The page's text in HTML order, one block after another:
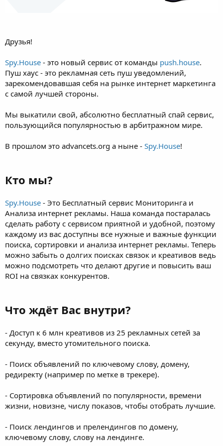
Друзья!
Spy.House - это новый сервис от команды push.house.
Пуш хаус - это рекламная сеть пуш уведомлений,
зарекомендовавшая себя на рынке интернет маркетинга
с самой лучшей стороны.
Мы выкатили свой, абсолютно бесплатный спай сервис,
пользующийся популярностью в арбитражном мире.
В прошлом это advancets.org а ныне - Spy.House!
Кто мы?
Spy.House - Это Бесплатный сервис Мониторинга и
Анализа интернет рекламы. Наша команда постаралась
сделать работу с сервисом приятной и удобной, поэтому
каждому из вас доступны все нужные и важные функции
поиска, сортировки и анализа интернет рекламы. Теперь
можно забыть о долгих поисках связок и креативов ведь
можно подсмотреть что делают другие и повысить ваш
ROI на связках конкурентов.
Что ждёт Вас внутри?
- Доступ к 6 млн креативов из 25 рекламных сетей за
секунду, вместо утомительного поиска.
- Поиск объявлений по ключевому слову, домену,
редиректу (например по метке в трекере).
- Сортировка объявлений по популярности, времени
жизни, новизне, числу показов, чтобы отобрать лучшие.
- Поиск лендингов и прелендингов по домену,
ключевому слову, слову на лендинге.